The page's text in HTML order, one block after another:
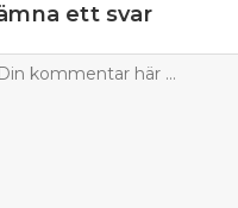
ett svar